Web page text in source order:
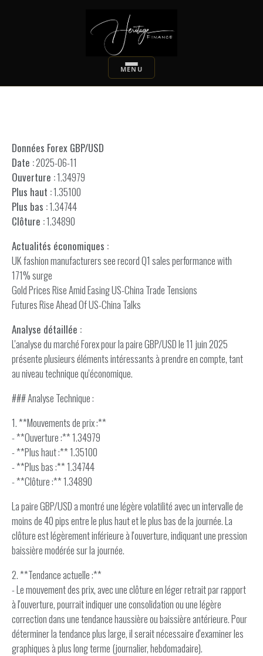
Données Forex GBP/USD
Date :2025-06-11
Ouverture :1.34979
Plus haut :1.35100
Plus bas :1.34744
Clôture :1.34890
Actualités économiques :
UK fashion manufacturers see record Q1 sales performance with
171% surge
Gold Prices Rise Amid Easing US-China Trade Tensions
Futures Rise Ahead Of US-China Talks
Analyse détaillée :
L'analyse du marché Forex pour la paire GBP/USD le 11 juin 2025
présente plusieurs éléments intéressants à prendre en compte, tant
au niveau technique qu'économique.
### Analyse Technique :
1. **Mouvements de prix :**
- **Ouverture :** 1.34979
- **Plus haut :** 1.35100
- **Plus bas :** 1.34744
- **Clôture :** 1.34890
La paire GBP/USD a montré une légère volatilité avec un intervalle de
moins de 40 pips entre le plus haut et le plus bas de la journée. La
clôture est légèrement inférieure à l'ouverture, indiquant une pression
baissière modérée sur la journée.
2. **Tendance actuelle :**
- Le mouvement des prix, avec une clôture en léger retrait par rapport
à l'ouverture, pourrait indiquer une consolidation ou une légère
correction dans une tendance haussière ou baissière antérieure. Pour
déterminer la tendance plus large, il serait nécessaire d'examiner les
graphiques à plus long terme (journalier, hebdomadaire).